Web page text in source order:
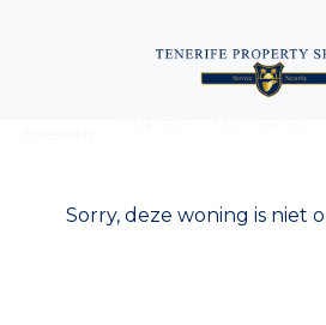
Sorry, deze woning is niet